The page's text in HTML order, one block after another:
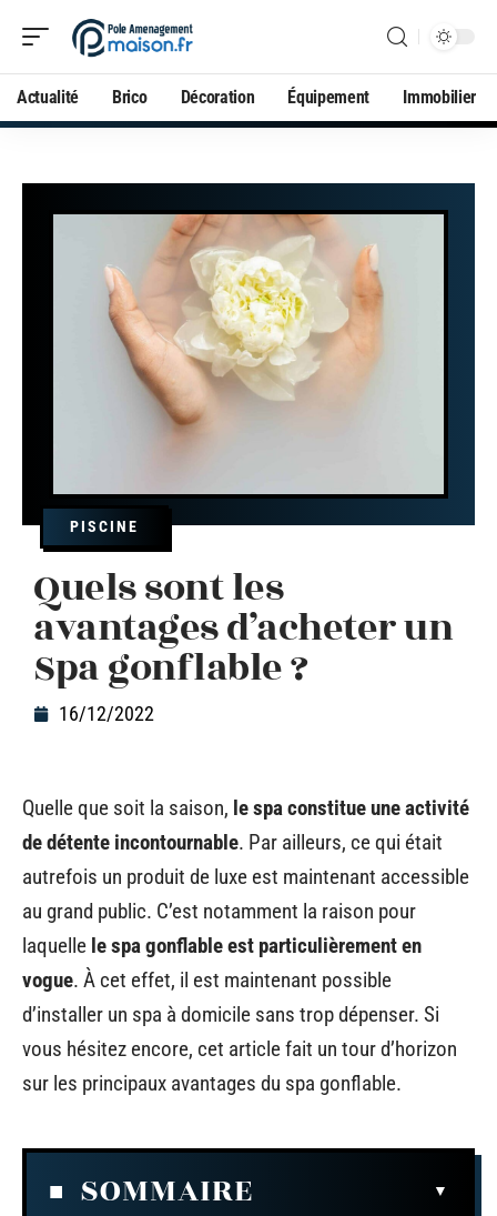
Actualité Brico Décoration Équipement Immobilier
PISCINE
Quels sont les
avantages d’acheter un
Spa gonflable ?
16/12/2022
Quelle que soit la saison, le spa constitue une activité
de détente incontournable. Par ailleurs, ce qui était
autrefois un produit de luxe est maintenant accessible
au grand public. C’est notamment la raison pour
laquelle le spa gonflable est particulièrement en
vogue. À cet effet, il est maintenant possible
d’installer un spa à domicile sans trop dépenser. Si
vous hésitez encore, cet article fait un tour d’horizon
sur les principaux avantages du spa gonflable.
SOMMAIRE